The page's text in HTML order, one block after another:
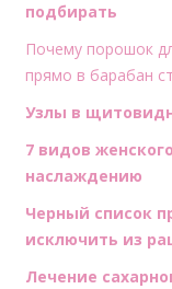
подбирать
Почему порошок
прямо в барабан
Узлы в
7 видов
наслаждению
Черный список
исключить из
Лечение